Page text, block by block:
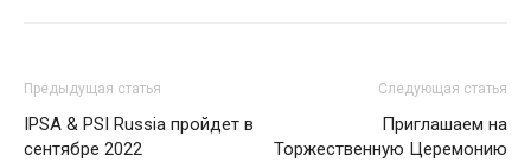
Предыдущая статья
IPSA & PSI Russia пройдет в
сентябре 2022
Следующая статья
Приглашаем на
Торжественную Церемонию